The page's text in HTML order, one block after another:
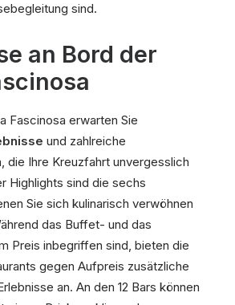
sind.
an Bord der
Fascinosa erwarten Sie
und zahlreiche
die Ihre Kreuzfahrt unvergesslich
Highlights sind die sechs
Sie sich kulinarisch verwöhnen
das Buffet- und das
Preis inbegriffen sind, bieten die
gegen Aufpreis zusätzliche
an. An den 12 Bars können